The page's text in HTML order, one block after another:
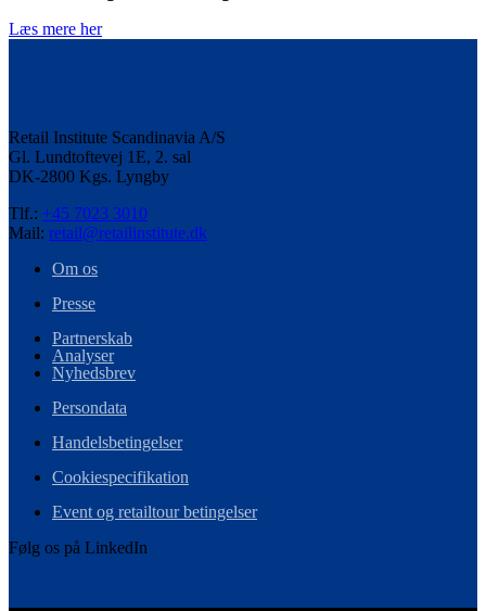
Læs mere her
Retail Institute Scandinavia A/S
Gl. Lundtoftevej 1E, 2. sal
DK-2800 Kgs. Lyngby
Tlf.: +45 7023 3010
Mail: retail@retailinstitute.dk
Om os
Presse
Partnerskab
Analyser
Nyhedsbrev
Persondata
Handelsbetingelser
Cookiespecifikation
Event og retailtour betingelser
Følg os på LinkedIn